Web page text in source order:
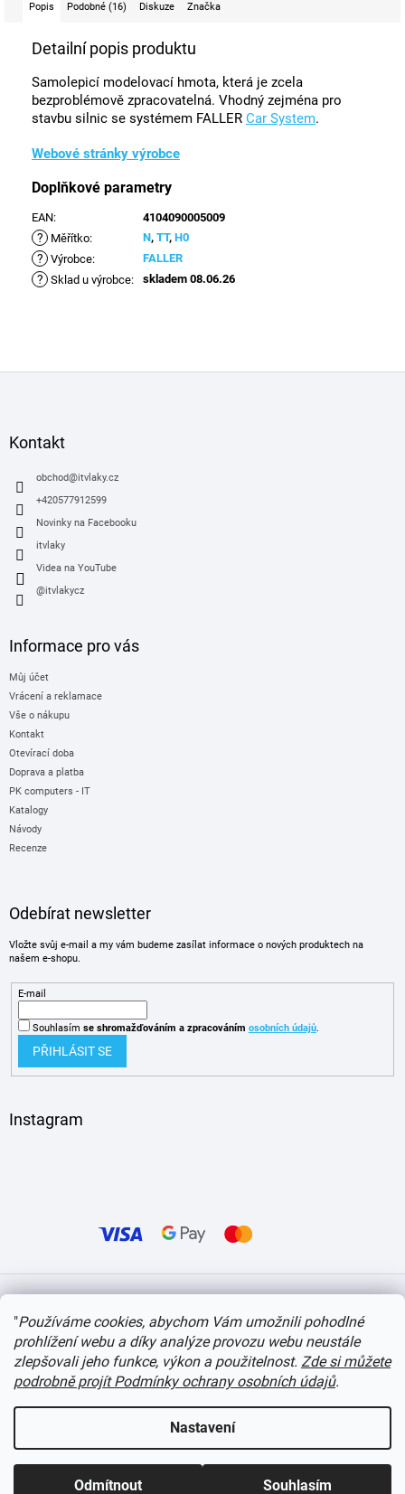
"Používáme cookies, abychom Vám umožnili pohodlné
prohlížení webu a díky analýze provozu webu neustále
zlepšovali jeho funkce, výkon a použitelnost. Zde si můžete
podrobně projít Podmínky ochrany osobních údajů.
Nastavení
Odmítnout Souhlasím
Popis Podobné (16) Diskuze Značka
Detailní popis produktu
Samolepicí modelovací hmota, která je zcela
bezproblémově zpracovatelná. Vhodný zejména pro
stavbu silnic se systémem FALLER Car System.
Webové stránky výrobce
Doplňkové parametry
EAN: 4104090005009
? Měřítko: N, TT, H0
? Výrobce: FALLER
? Sklad u výrobce: skladem 08.06.26
Kontakt
obchod@itvlaky.cz
+420577912599
Novinky na Facebooku
itvlaky
Videa na YouTube
@itvlakycz
Informace pro vás
Můj účet
Vrácení a reklamace
Vše o nákupu
Kontakt
Otevírací doba
Doprava a platba
PK computers - IT
Katalogy
Návody
Recenze
Odebírat newsletter
Vložte svůj e-mail a my vám budeme zasílat informace o nových produktech na
našem e-shopu.
E-mail
Souhlasím se shromažďováním a zpracováním osobních údajů.
PŘIHLÁSIT SE
Instagram
Copyright 2026 itvlaky.cz . Všechna práva vyhrazena. Upravit nastavení cookies